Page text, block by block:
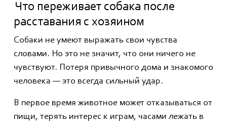
Что переживает собака после
расставания с хозяином
Собаки не умеют выражать свои чувства
словами. Но это не значит, что они ничего не
чувствуют. Потеря привычного дома и знакомого
человека — это всегда сильный удар.
В первое время животное может отказываться от
пищи, терять интерес к играм, часами лежать в